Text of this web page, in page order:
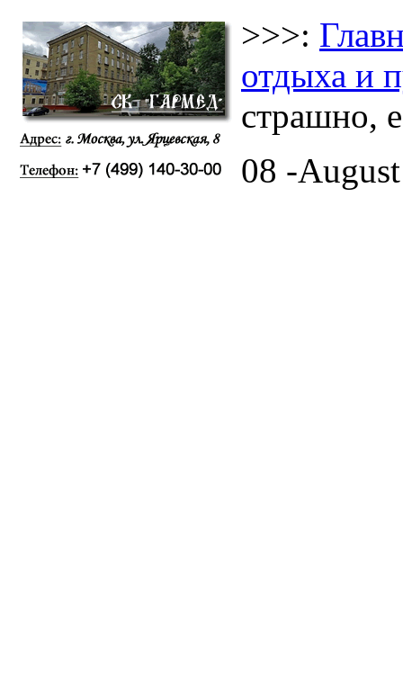
>>>:
отдыха и
страшно,
08 -